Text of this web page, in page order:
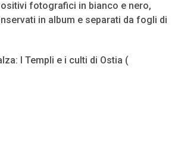
fotografici in bianco e nero,
in album e separati da fogli di
I Templi e i culti di Ostia (